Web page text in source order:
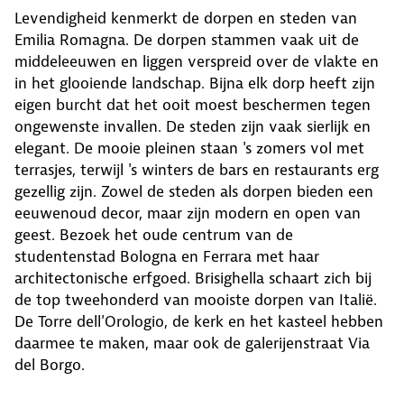
Levendigheid kenmerkt de dorpen en steden van
Emilia Romagna. De dorpen stammen vaak uit de
middeleeuwen en liggen verspreid over de vlakte en
in het glooiende landschap. Bijna elk dorp heeft zijn
eigen burcht dat het ooit moest beschermen tegen
ongewenste invallen. De steden zijn vaak sierlijk en
elegant. De mooie pleinen staan 's zomers vol met
terrasjes, terwijl 's winters de bars en restaurants erg
gezellig zijn. Zowel de steden als dorpen bieden een
eeuwenoud decor, maar zijn modern en open van
geest. Bezoek het oude centrum van de
studentenstad Bologna en Ferrara met haar
architectonische erfgoed. Brisighella schaart zich bij
de top tweehonderd van mooiste dorpen van Italië.
De Torre dell'Orologio, de kerk en het kasteel hebben
daarmee te maken, maar ook de galerijenstraat Via
del Borgo.